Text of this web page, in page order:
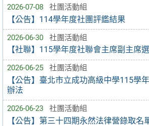
2026-07-08 社團活動組
【公告】114學年度社團評鑑結果
2026-06-30 社團活動組
【社聯】115學年度社聯會主席副主席
2026-06-25 社團活動組
【公告】臺北市立成功高級中學115學
辦法
2026-06-23 社團活動組
【公告】第三十四期永然法律營錄取名